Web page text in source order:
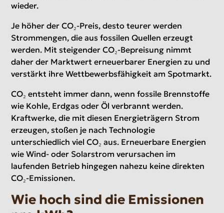
wieder.
Je höher der CO₂-Preis, desto teurer werden
Strommengen, die aus fossilen Quellen erzeugt
werden. Mit steigender CO₂-Bepreisung nimmt
daher der Marktwert erneuerbarer Energien zu und
verstärkt ihre Wettbewerbsfähigkeit am Spotmarkt.
CO₂ entsteht immer dann, wenn fossile Brennstoffe
wie Kohle, Erdgas oder Öl verbrannt werden.
Kraftwerke, die mit diesen Energieträgern Strom
erzeugen, stoßen je nach Technologie
unterschiedlich viel CO₂ aus. Erneuerbare Energien
wie Wind- oder Solarstrom verursachen im
laufenden Betrieb hingegen nahezu keine direkten
CO₂-Emissionen.
Wie hoch sind die Emissionen